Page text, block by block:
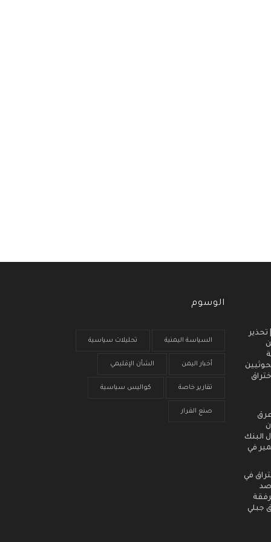
انذار مبكر (3) | تحذير
البنك
في
في
جبلي
الوسوم
السياسة اليمنية تحليلات سياسية
أخبار اليمن الشأن الإقليمي
تقارير خاصة كواليس سياسية
صنع القرار